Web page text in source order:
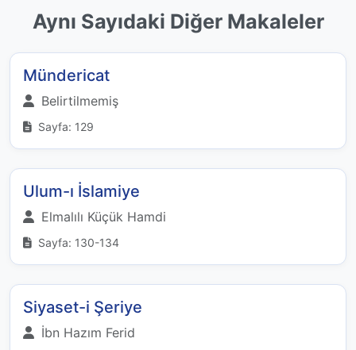
Aynı Sayıdaki Diğer Makaleler
Mündericat
Belirtilmemiş
Sayfa: 129
Ulum-ı İslamiye
Elmalılı Küçük Hamdi
Sayfa: 130-134
Siyaset-i Şeriye
İbn Hazım Ferid